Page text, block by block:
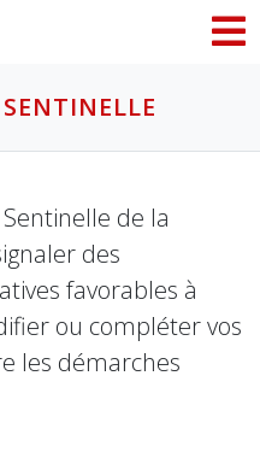
de la
des
favorables à
ou compléter vos
les démarches